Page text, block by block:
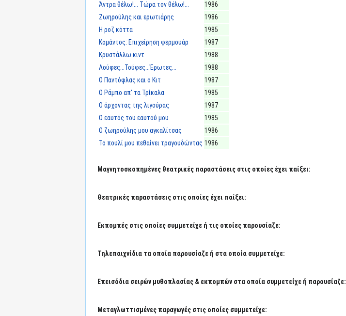
Άντρα θέλω!... Τώρα τον θέλω!...
1986
Ζωηρούλης και ερωτιάρης
1986
Η ροζ κόττα
1985
Κομάντος: Επιχείρηση φερμουάρ
1987
Κρυστάλλω κιντ
1988
Λούφες...Τούφες...Έρωτες...
1988
Ο Παντόφλας και ο Κιτ
1987
Ο Ράμπο απ' τα Τρίκαλα
1985
Ο άρχοντας της λιγούρας
1987
Ο εαυτός του εαυτού μου
1985
Ο ζωηρούλης μου αγκαλίτσας
1986
Το πουλί μου πεθαίνει τραγουδώντας 1986
Μαγνητοσκοπημένες θεατρικές παραστάσεις στις οποίες έχει παίξει:
Θεατρικές παραστάσεις στις οποίες έχει παίξει:
Εκπομπές στις οποίες συμμετείχε ή τις οποίες παρουσίαζε:
Τηλεπαιχνίδια τα οποία παρουσίαζε ή στα οποία συμμετείχε:
Επεισόδια σειρών μυθοπλασίας & εκπομπών στα οποία συμμετείχε ή παρουσίαζε:
Μεταγλωττισμένες παραγωγές στις οποίες συμμετείχε: